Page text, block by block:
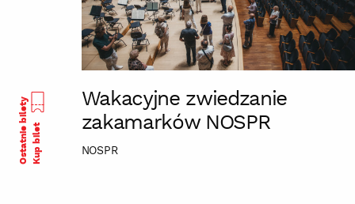
Wakacyjne zwiedzanie
zakamarków NOSPR
NOSPR
Ostatnie biletyKup bilet